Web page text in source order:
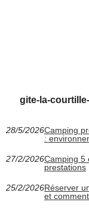
gite-la-
28/5/2026Camping
:
27/2/2026Camping 5
prestations
25/2/2026Réserver
et